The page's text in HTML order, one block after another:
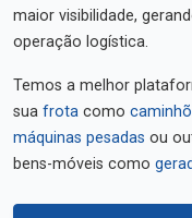
maior visibilidade,
operação logística.
Temos a melhor
sua frota como
máquinas pesadas ou
bens-móveis como